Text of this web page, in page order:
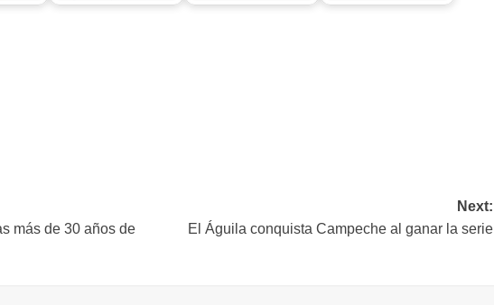
más de 30 años de
Next:
El Águila conquista Campeche al ganar la serie